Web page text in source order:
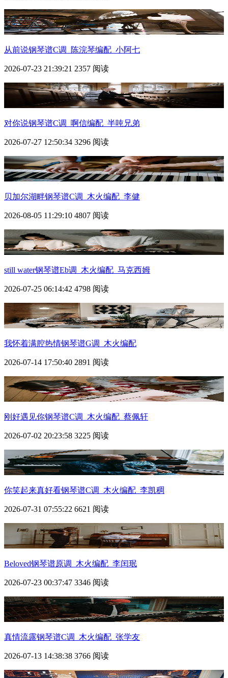
从前说钢琴谱C调_陈浣琴编配_小阿七
2026-07-23 21:39:21 2357 阅读
对你说钢琴谱C调_啊信编配_半吨兄弟
2026-07-27 12:50:34 3296 阅读
贝加尔湖畔钢琴谱C调_木火编配_李健
2026-08-05 11:29:10 4807 阅读
still water钢琴谱Eb调_木火编配_马克西姆
2026-07-25 06:14:42 4798 阅读
我怀着满腔热情钢琴谱G调_木火编配
2026-07-14 17:50:40 2891 阅读
刚好遇见你钢琴谱C调_木火编配_蔡佩轩
2026-07-02 20:23:58 3225 阅读
你笑起来真好看钢琴谱C调_木火编配_李凯稠
2026-07-31 07:55:22 6621 阅读
Beloved钢琴谱原调_木火编配_李闰珉
2026-07-23 00:37:47 3346 阅读
真情流露钢琴谱C调_木火编配_张学友
2026-07-13 14:38:38 3766 阅读